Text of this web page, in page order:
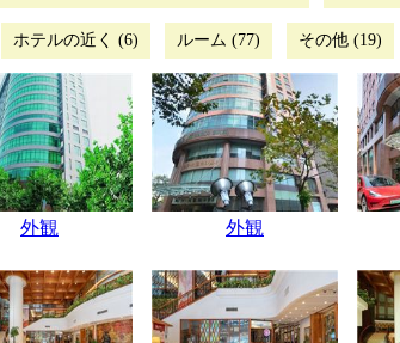
ホテルの近く (6) ルーム (77) その他 (19)
外観 外観